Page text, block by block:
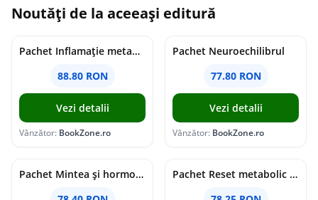
Noutăți de la aceeași editură
Pachet Inflamație metabolism și creier
88.80 RON
Vezi detalii
Vânzător: BookZone.ro
Pachet Neuroechilibrul
77.80 RON
Vezi detalii
Vânzător: BookZone.ro
Pachet Mintea și hormonii tăi
Pachet Reset metabolic complet